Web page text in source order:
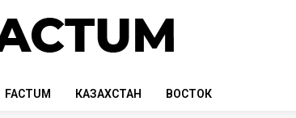
FACTUM КАЗАХСТАН ВОСТОК